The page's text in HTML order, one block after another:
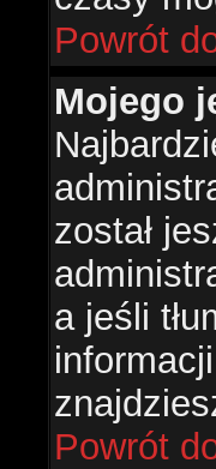
Powrót
Mojego
został
a jeśli
Powrót